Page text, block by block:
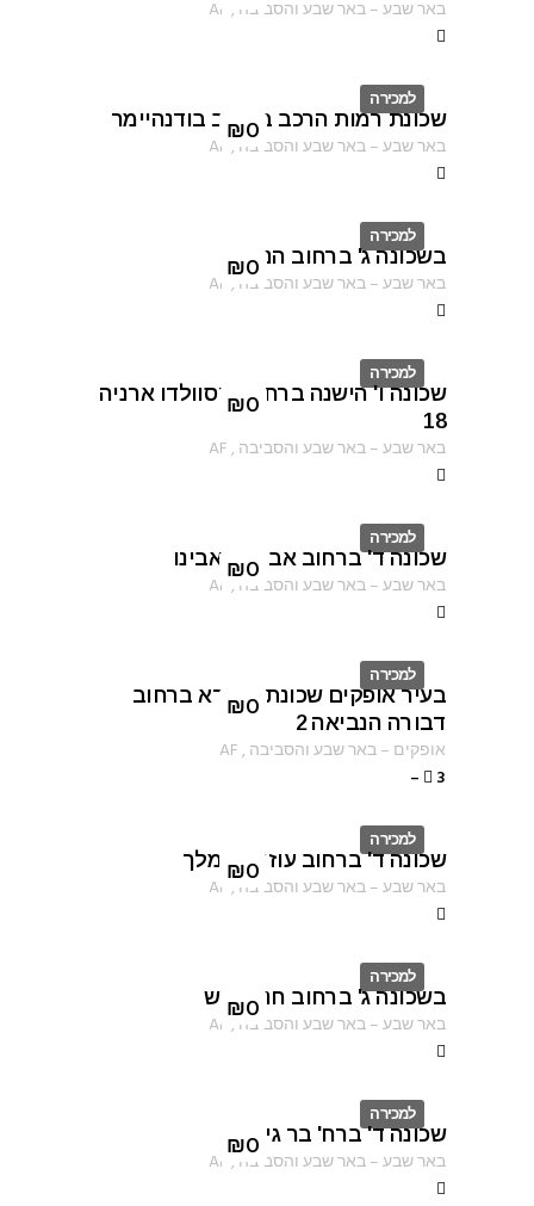
באר שבע–באר שבע והסביבה ,
AF
למכירה
ID
₪0
שכונת רמות הרכב ברחוב בודנהיימר
באר שבע–באר שבע והסביבה ,
AF
למכירה
ID
₪0
בשכונה ג' ברחוב הנוטר
באר שבע–באר שבע והסביבה ,
AF
למכירה
ID
₪0
שכונה ו' הישנה ברחוב אוסוולדו ארניה
18
באר שבע–באר שבע והסביבה ,
AF
למכירה
ID
₪0
שכונה ד' ברחוב אברהם אבינו
באר שבע–באר שבע והסביבה ,
AF
למכירה
ID
₪0
בעיר אופקים שכונת שפירא ברחוב
דבורה הנביאה 2
אופקים –באר שבע והסביבה ,
AF
3
–
למכירה
ID
₪0
שכונה ד' ברחוב עוזיהו המלך
באר שבע–באר שבע והסביבה ,
AF
למכירה
ID
₪0
בשכונה ג' ברחוב חנה סנש
באר שבע–באר שבע והסביבה ,
AF
למכירה
ID
₪0
שכונה ד' ברח' בר גיורא
באר שבע–באר שבע והסביבה ,
AF